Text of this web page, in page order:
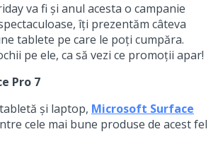
va fi și anul acesta o campanie
îți prezentăm câteva
tablete pe care le poți cumpăra.
pe ele, ca să vezi ce promoții apar!
Pro 7
și laptop, Microsoft Surface
cele mai bune produse de acest fel